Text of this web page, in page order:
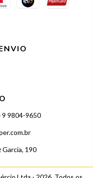
9 9804-9650
Garcia, 190